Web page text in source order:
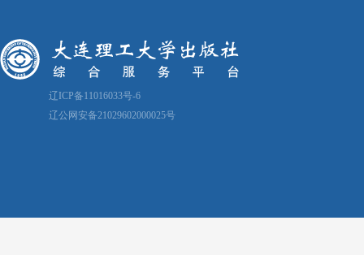
辽ICP备11016033号-6
辽公网安备21029602000025号